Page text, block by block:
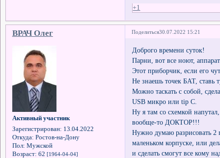
+1
Поделиться30.07.2022 15:21
ВРАЧ Олег
Активный участник
Зарегистрирован: 13.04.2022
Откуда: Ростов-на-Дону
Пол: Мужской
Возраст: 62 [1964-04-04]
Доброго времени суток!
Парни, вот все ноют,
Этот приборчик, если его
Не знаешь точек БАТ, ставь
Можно таскать с собой,
USB микро или tip C.
Ну я там со схемкой
вообще-то ДОКТОР!!!
Нужно думаю разрисовать 2
маленьком корпуске, или
и сделать смогут все кому